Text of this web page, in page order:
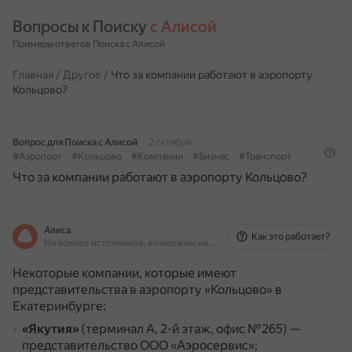
Вопросы к Поиску с Алисой
Примеры ответов Поиска с Алисой
Главная / Другое / Что за компании работают в аэропорту
Кольцово?
Вопрос для Поиска с Алисой
2 октября
#Аэропорт
#Кольцово #Компании #Бизнес #Транспорт
Что за компании работают в аэропорту Кольцово?
Алиса
На основе источников, возможны неточности
Как это работает?
Некоторые компании, которые имеют
представительства в аэропорту «Кольцово» в
Екатеринбурге:
«Якутия» (терминал А, 2-й этаж, офис №265) —
представительство ООО «Аэросервис»;